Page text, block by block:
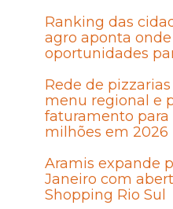
Ranking das
agro aponta
oportunidades
Rede de
menu regional e
faturamento para
milhões em 2026
Aramis expande
Janeiro com
Shopping Rio Sul